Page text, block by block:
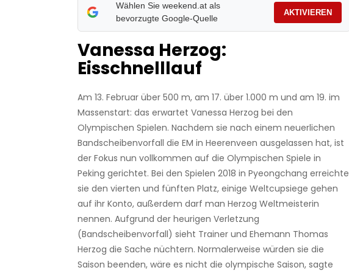
Wählen Sie weekend.at als
bevorzugte Google-Quelle
AKTIVIEREN
Vanessa Herzog:
Eisschnelllauf
Am 13. Februar über 500 m, am 17. über 1.000 m und am 19. im
Massenstart: das erwartet Vanessa Herzog bei den
Olympischen Spielen. Nachdem sie nach einem neuerlichen
Bandscheibenvorfall die EM in Heerenveen ausgelassen hat, ist
der Fokus nun vollkommen auf die Olympischen Spiele in
Peking gerichtet. Bei den Spielen 2018 in Pyeongchang erreichte
sie den vierten und fünften Platz, einige Weltcupsiege gehen
auf ihr Konto, außerdem darf man Herzog Weltmeisterin
nennen. Aufgrund der heurigen Verletzung
(Bandscheibenvorfall) sieht Trainer und Ehemann Thomas
Herzog die Sache nüchtern. Normalerweise würden sie die
Saison beenden, wäre es nicht die olympische Saison, sagte